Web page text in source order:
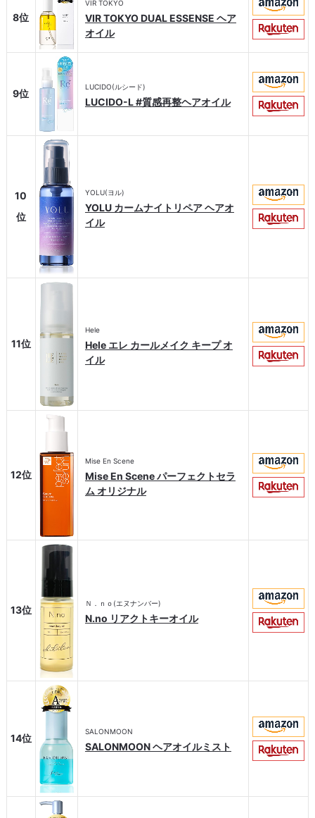
8位
VIR TOKYO
VIR TOKYO DUAL ESSENSE ヘア
オイル
9位
LUCIDO(ルシード)
LUCIDO-L #質感再整ヘアオイル
10
位
YOLU(ヨル)
YOLU カームナイトリペア ヘアオ
イル
11位
Hele
Hele エレ カールメイク キープ オ
イル
12位
Mise En Scene
Mise En Scene パーフェクトセラ
ム オリジナル
13位
Ｎ．ｎｏ(エヌナンバー)
N.no リアクトキーオイル
14位
SALONMOON
SALONMOON ヘアオイルミスト